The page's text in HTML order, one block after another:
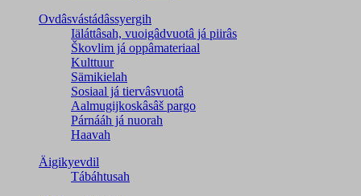
Ovdâsvástádâssyergih
Iäláttâsah, vuoigâdvuotâ já piirâs
Škovlim já oppâmateriaal
Kulttuur
Sämikielah
Sosiaal já tiervâsvuotâ
Aalmugijkoskâsâš pargo
Párnááh já nuorah
Haavah
Äigikyevdil
Tábáhtusah